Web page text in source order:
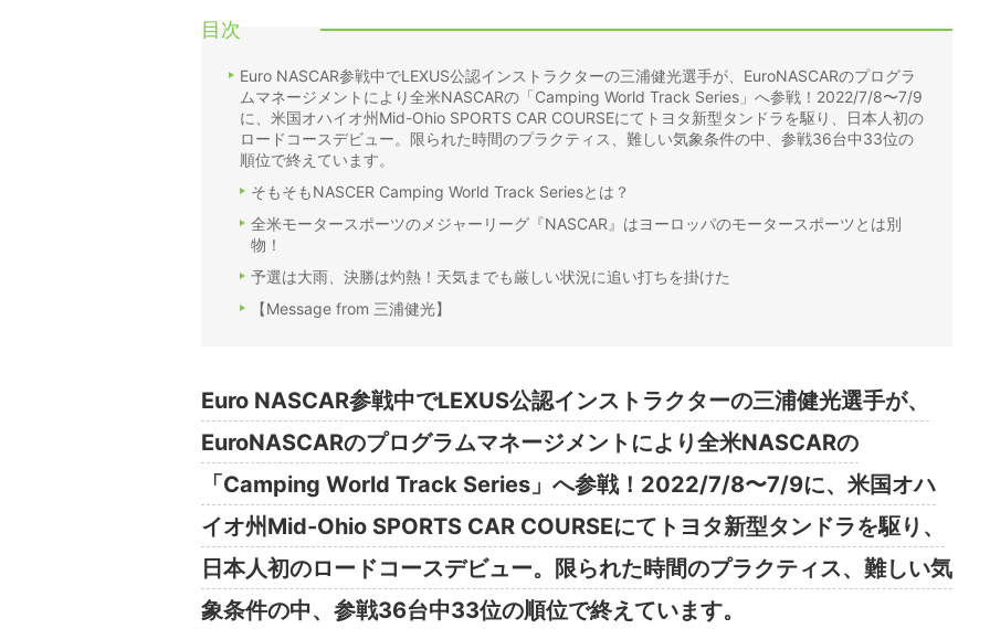
目次
Euro NASCAR参戦中でLEXUS公認インストラクターの三浦健光選手が、EuroNASCARのプログラ
ムマネージメントにより全米NASCARの「Camping World Track Series」へ参戦！2022/7/8〜7/9
に、米国オハイオ州Mid-Ohio SPORTS CAR COURSEにてトヨタ新型タンドラを駆り、日本人初の
ロードコースデビュー。限られた時間のプラクティス、難しい気象条件の中、参戦36台中33位の
順位で終えています。
そもそもNASCER Camping World Track Seriesとは？
全米モータースポーツのメジャーリーグ『NASCAR』はヨーロッパのモータースポーツとは別
物！
予選は大雨、決勝は灼熱！天気までも厳しい状況に追い打ちを掛けた
【Message from 三浦健光】
Euro NASCAR参戦中でLEXUS公認インストラクターの三浦健光選手が、
EuroNASCARのプログラムマネージメントにより全米NASCARの
「Camping World Track Series」へ参戦！2022/7/8〜7/9に、米国オハ
イオ州Mid-Ohio SPORTS CAR COURSEにてトヨタ新型タンドラを駆り、
日本人初のロードコースデビュー。限られた時間のプラクティス、難しい気
象条件の中、参戦36台中33位の順位で終えています。